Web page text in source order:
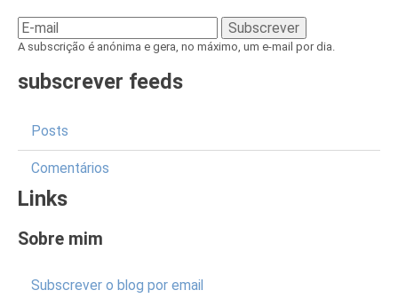
A subscrição é anónima e gera, no máximo, um e-mail por dia.
subscrever feeds
Posts
Comentários
Links
Sobre mim
Subscrever o blog por email